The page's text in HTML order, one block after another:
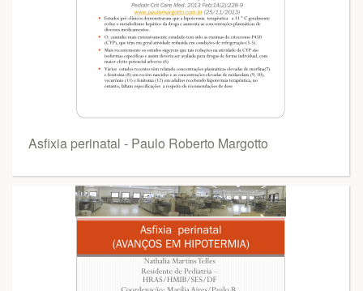
Asfixia perinatal - Paulo Roberto Margotto